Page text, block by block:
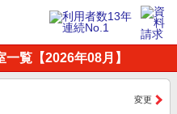
覧【2026年08月】
変更